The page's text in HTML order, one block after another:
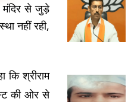
मंदिर से जुड़े
नहीं रही,
कि श्रीराम
की ओर से